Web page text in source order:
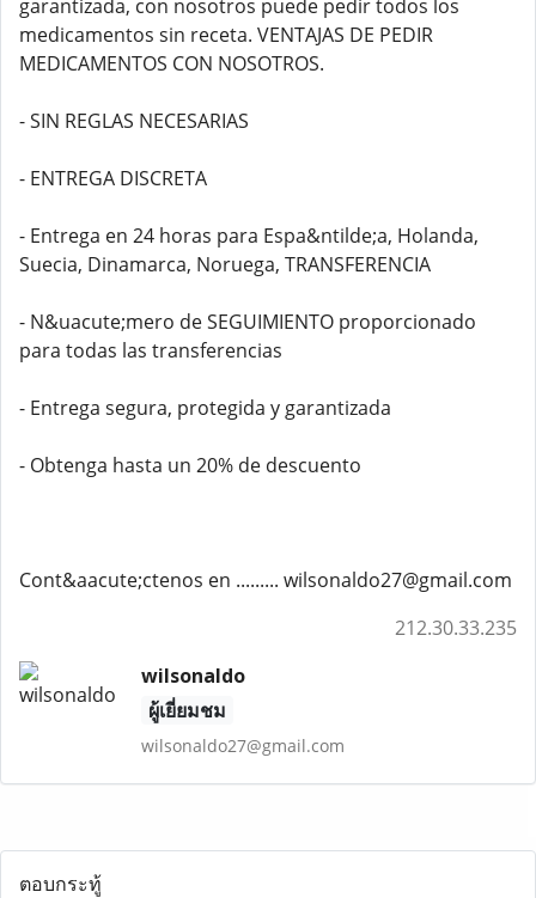
garantizada, con nosotros puede pedir todos los
medicamentos sin receta. VENTAJAS DE PEDIR
MEDICAMENTOS CON NOSOTROS.
- SIN REGLAS NECESARIAS
- ENTREGA DISCRETA
- Entrega en 24 horas para Espa&ntilde;a, Holanda,
Suecia, Dinamarca, Noruega, TRANSFERENCIA
- N&uacute;mero de SEGUIMIENTO proporcionado
para todas las transferencias
- Entrega segura, protegida y garantizada
- Obtenga hasta un 20% de descuento
Cont&aacute;ctenos en ......... wilsonaldo27@gmail.com
212.30.33.235
wilsonaldo
ผู้เยี่ยมชม
wilsonaldo27@gmail.com
ตอบกระทู้